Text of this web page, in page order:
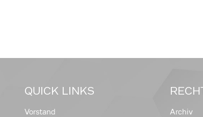
QUICK LINKS
Vorstand
Archiv